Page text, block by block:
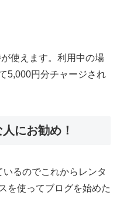
使えます。利用中の場
5,000円分チャージされ
にお勧め！
るのでこれからレンタ
を使ってブログを始めた